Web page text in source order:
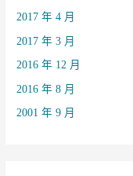
2017 年 4 月
2017 年 3 月
2016 年 12 月
2016 年 8 月
2001 年 9 月